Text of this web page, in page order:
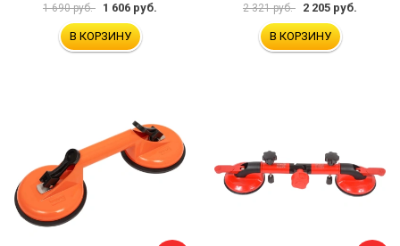
1 690 руб. 1 606 руб.
В КОРЗИНУ
2 321 руб. 2 205 руб.
В КОРЗИНУ